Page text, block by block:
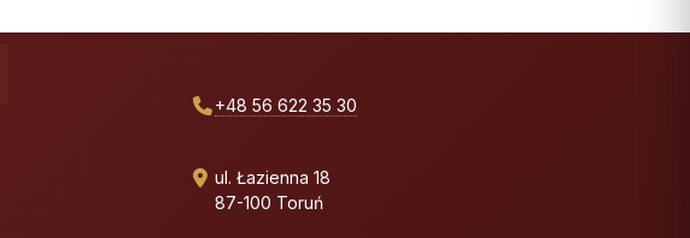
+48 56 622 35 30
ul. Łazienna 18
87-100 Toruń